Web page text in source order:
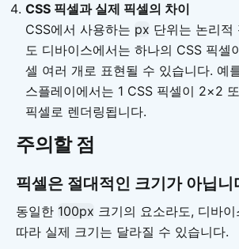
CSS 픽셀과 실제 픽셀의 차이
CSS에서 사용하는 px 단위는 논리적
도 디바이스에서는 하나의 CSS 픽셀
셀 여러 개로 표현될 수 있습니다. 예
스플레이에서는 1 CSS 픽셀이 2×2
픽셀로 렌더링됩니다.
주의할 점
픽셀은 절대적인 크기가 아닙니
동일한 100px 크기의 요소라도, 디바
따라 실제 크기는 달라질 수 있습니다.